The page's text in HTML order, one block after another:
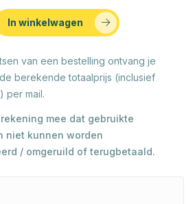
In winkelwagen
van een bestelling ontvang je
berekende totaalprijs (inclusief
per mail.
mee dat gebruikte
niet kunnen worden
/ omgeruild of terugbetaald.